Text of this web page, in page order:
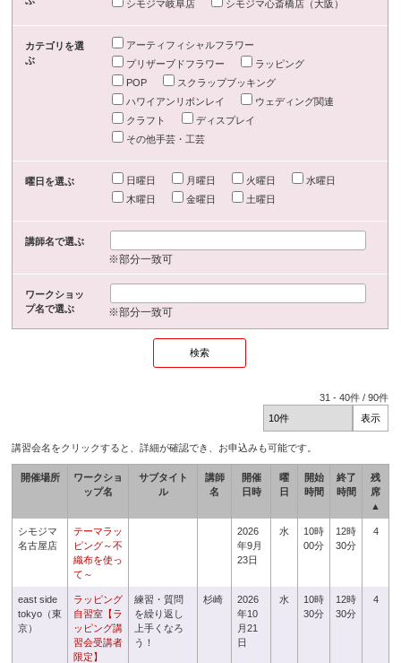
シモジマ岐阜店
シモジマ心斎橋店（大阪）
カテゴリを選
ぶ
アーティフィシャルフラワー
プリザーブドフラワー
ラッピング
POP
スクラップブッキング
ハワイアンリボンレイ
ウェディング関連
クラフト
ディスプレイ
その他手芸・工芸
曜日を選ぶ 日曜日 月曜日 火曜日
水曜日
木曜日
金曜日 土曜日
講師名で選ぶ
※部分一致可
ワークショッ
プ名で選ぶ
※部分一致可
31 -40件 /90件
講習会名をクリックすると、詳細が確認でき、お申込みも可能です。
開催場所
ワークショ
ップ名
サブタイト
ル
講師
名
開催
日時
曜
日
開始
時間
終了
時間
残
席
▲
シモジマ
名古屋店
テーマラッ
ピング～不
織布を使っ
て～
2026
年9月
23日
水
10時
00分
12時
30分
4
east side
tokyo（東
京）
ラッピング
自習室【ラ
ッピング講
習会受講者
限定】
練習・質問
を繰り返し
上手くなろ
う！
杉崎
2026
年10
月21
日
水
10時
30分
12時
30分
4